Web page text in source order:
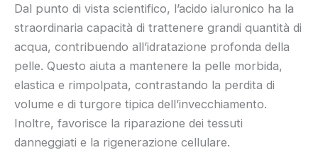
Dal punto di vista scientifico, l’acido ialuronico ha la
straordinaria capacità di trattenere grandi quantità di
acqua, contribuendo all’idratazione profonda della
pelle. Questo aiuta a mantenere la pelle morbida,
elastica e rimpolpata, contrastando la perdita di
volume e di turgore tipica dell’invecchiamento.
Inoltre, favorisce la riparazione dei tessuti
danneggiati e la rigenerazione cellulare.